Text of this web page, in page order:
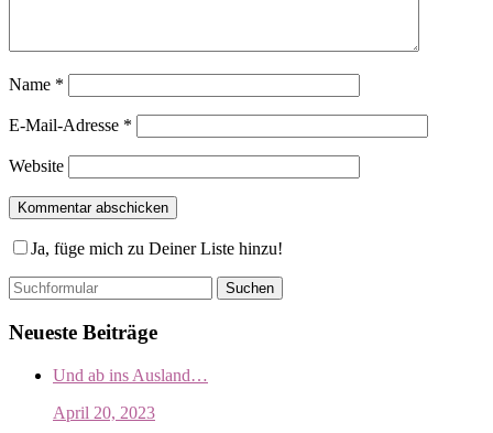
Name *
E-Mail-Adresse *
Website
Ja, füge mich zu Deiner Liste hinzu!
Suchen
Neueste Beiträge
Und ab ins Ausland…
April 20, 2023